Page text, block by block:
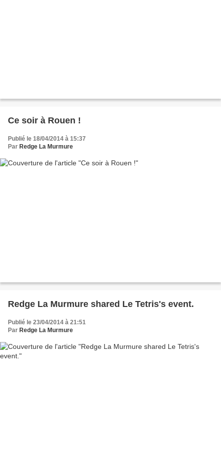
Ce soir à Rouen !
Publié le 18/04/2014 à 15:37
Par Redge La Murmure
Redge La Murmure shared Le Tetris's event.
Publié le 23/04/2014 à 21:51
Par Redge La Murmure